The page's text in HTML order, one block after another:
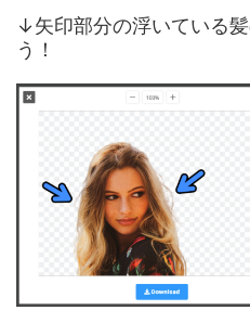
↓矢印部分の浮いている
う！